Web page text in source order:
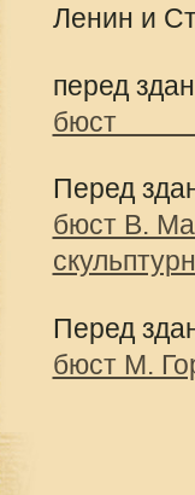
Ленин и
перед
Перед
бюст В.
Перед
бюст М.